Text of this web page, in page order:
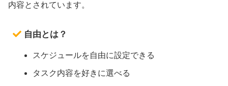
内容とされています。
自由とは？
スケジュールを自由に設定できる
タスク内容を好きに選べる